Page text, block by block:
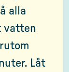
alla
vatten
Låt